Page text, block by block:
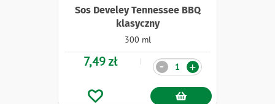
Sos Develey Tennessee BBQ
klasyczny
300 ml
7,49 zł Ilość +
-